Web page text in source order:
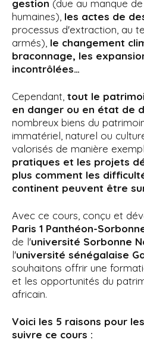
gestion (due au manque
humaines), les actes de
processus d'extraction, au
armés), le changement
braconnage, les
incontrôlées…
Cependant, tout le
en danger ou en état de
nombreux biens du
immatériel, naturel ou
valorisés de manière
pratiques et les projets
plus comment les
continent peuvent être
Avec ce cours, conçu et
Paris 1 Panthéon-
de l'université Sorbonne
l'université sénégalaise
souhaitons offrir une
et les opportunités du
africain.
Voici les 5 raisons pour
suivre ce cours :